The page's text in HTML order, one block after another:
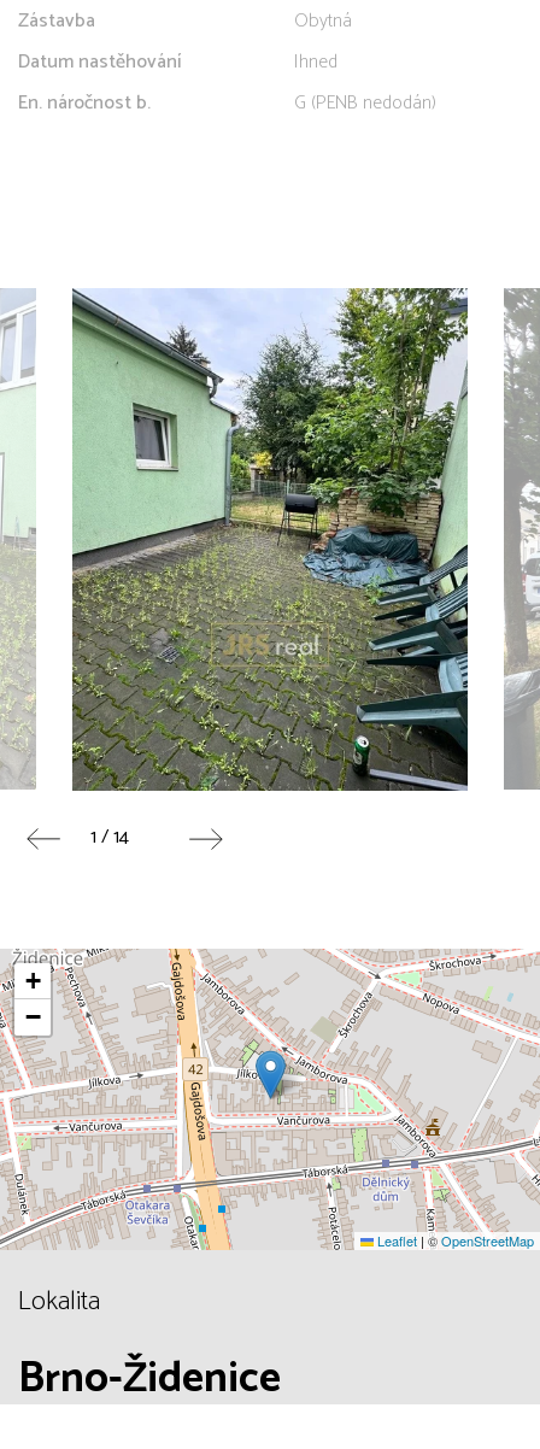
Zástavba
Obytná
Datum nastěhování
Ihned
En. náročnost b.
G (PENB nedodán)
1 / 14
+
−
Leaflet | ©OpenStreetMap
Lokalita
Brno-Židenice